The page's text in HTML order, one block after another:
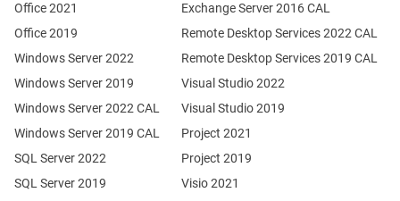
Office 2021
Office 2019
Windows Server 2022
Windows Server 2019
SQL Server 2022
SQL Server 2019
Windows Server 2022 CAL
Windows Server 2019 CAL
Remote Desktop Services 2022 CAL
Remote Desktop Services 2019 CAL
Exchange Server 2016 CAL
Visual Studio 2022
Visual Studio 2019
Project 2021
Project 2019
Visio 2021